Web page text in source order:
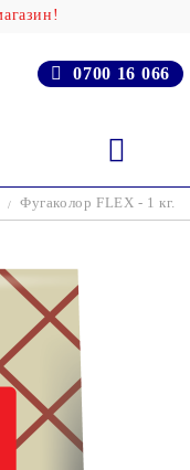
0700 16 066
Фугаколор FLEX - 1 кг.